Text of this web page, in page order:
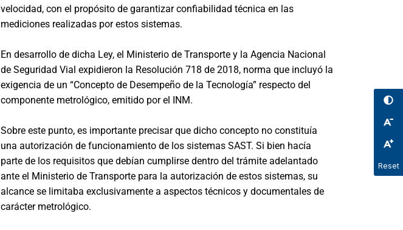
Reset
velocidad, con el propósito de garantizar confiabilidad técnica en las
mediciones realizadas por estos sistemas.
En desarrollo de dicha Ley, el Ministerio de Transporte y la Agencia Nacional
de Seguridad Vial expidieron la Resolución 718 de 2018, norma que incluyó la
exigencia de un “Concepto de Desempeño de la Tecnología” respecto del
componente metrológico, emitido por el INM.
Sobre este punto, es importante precisar que dicho concepto no constituía
una autorización de funcionamiento de los sistemas SAST. Si bien hacía
parte de los requisitos que debían cumplirse dentro del trámite adelantado
ante el Ministerio de Transporte para la autorización de estos sistemas, su
alcance se limitaba exclusivamente a aspectos técnicos y documentales de
carácter metrológico.